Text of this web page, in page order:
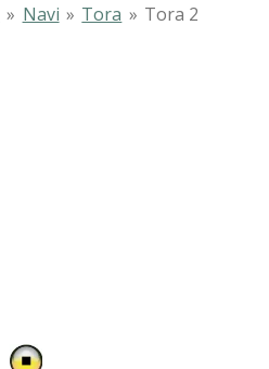
» Navi » Tora » Tora 2